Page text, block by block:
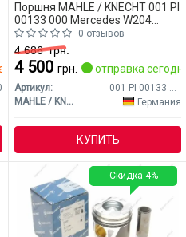
Поршня MAHLE / KNECHT 001 PI
00133 000 Mercedes W204
(CLASS-C)
0 отзывов
4 686грн.
4 500 грн. отправка
Артикул:
001 PI 00133 000
MAHLE / KNECHT
Германия
КУПИТЬ
Скидка 4%